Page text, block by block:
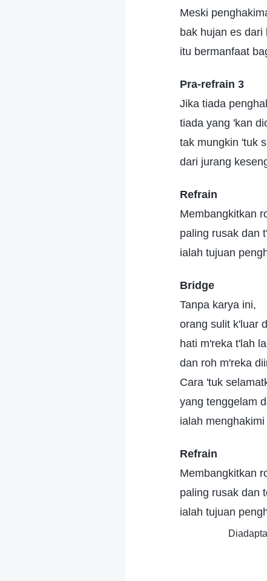
Meski
bak hujan es dari
itu bermanfaat
Pra-refrain 3
Jika tiada
tiada yang 'kan
tak mungkin 'tuk
dari jurang
Refrain
Membangkitkan
paling rusak dan
ialah tujuan
Bridge
Tanpa karya ini,
orang sulit k'luar
hati m'reka t'lah
dan roh m'reka
Cara 'tuk
yang tenggelam
ialah
Refrain
Membangkitkan
paling rusak dan
ialah tujuan